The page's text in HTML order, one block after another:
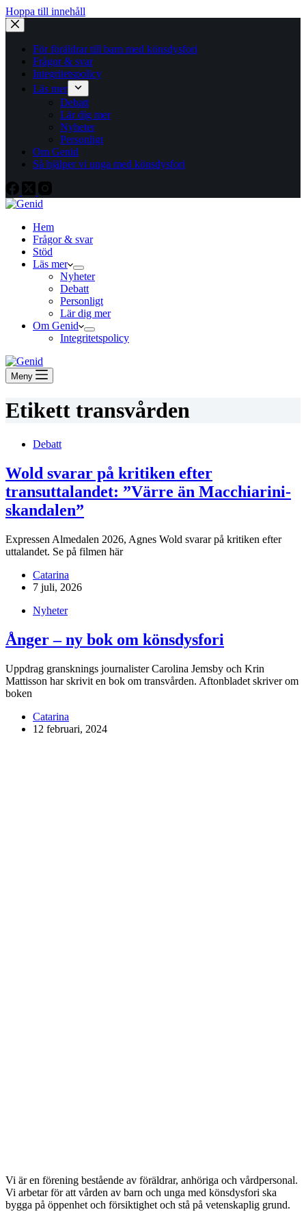
Hoppa till innehåll
För föräldrar till barn med könsdysfori
Frågor & svar
Integritetspolicy
Läs mer
Debatt
Lär dig mer
Nyheter
Personligt
Om Genid
Så hjälper vi unga med könsdysfori
Hem
Frågor & svar
Stöd
Läs mer
Nyheter
Debatt
Personligt
Lär dig mer
Om Genid
Integritetspolicy
Meny
Etikett transvården
Debatt
Wold svarar på kritiken efter
transuttalandet: ”Värre än Macchiarini-
skandalen”
Expressen Almedalen 2026, Agnes Wold svarar på kritiken efter
uttalandet. Se på filmen här
Catarina
7 juli, 2026
Nyheter
Ånger – ny bok om könsdysfori
Uppdrag gransknings journalister Carolina Jemsby och Krin
Mattisson har skrivit en bok om transvården. Aftonbladet skriver om
boken
Catarina
12 februari, 2024
Vi är en förening bestående av föräldrar, anhöriga och vårdpersonal.
Vi arbetar för att vården av barn och unga med könsdysfori ska
bygga på öppenhet och försiktighet och stå på vetenskaplig grund.